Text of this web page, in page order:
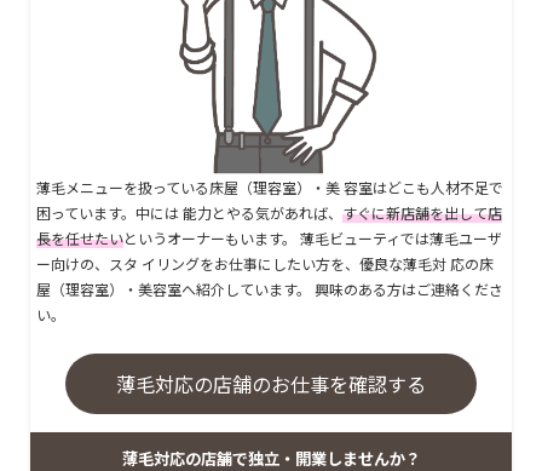
薄毛メニューを扱っている床屋（理容室）・美 容室はどこも人材不足で
困っています。中には 能力とやる気があれば、 すぐに新店舗を出して店
長を任せたいというオーナーもいます。 薄毛ビューティでは薄毛ユーザ
ー向けの、スタ イリングをお仕事にしたい方を、優良な薄毛対 応の床
屋（理容室）・美容室へ紹介しています。 興味のある方はご連絡くださ
い。
薄毛対応の店舗のお仕事を確認する
薄毛対応の店舗で独立・開業しませんか？